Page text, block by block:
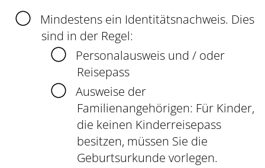
Mindestens ein Identitätsnachweis. Dies
sind in der Regel:
Personalausweis und / oder
Reisepass
Ausweise der
Familienangehörigen: Für Kinder,
die keinen Kinderreisepass
besitzen, müssen Sie die
Geburtsurkunde vorlegen.